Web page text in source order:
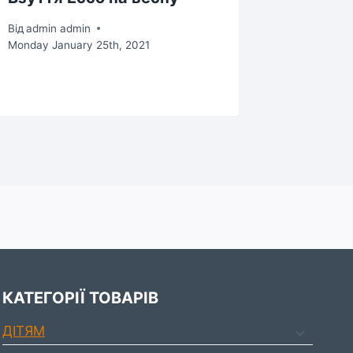
Від admin admin
Monday January 25th, 2021
КАТЕГОРІЇ ТОВАРІВ
ДIТЯМ